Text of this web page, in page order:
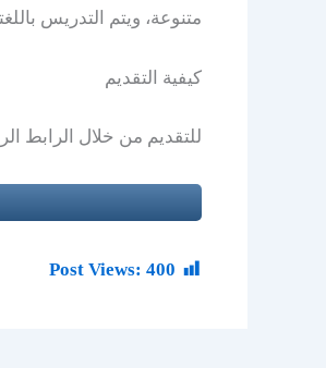
متنوعة، ويتم التدريس
كيفية التقديم
للتقديم من خلال الرابط
Post Views: 400